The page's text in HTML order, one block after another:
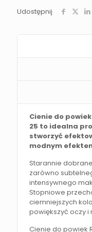
Udostępnij
Cienie do
25 to idealna
stworzyć
modnym
Starannie
zarówno
intensywnego
Stopniowe
ciemniejszych
powiększyć oczy i
Cienie do powiek